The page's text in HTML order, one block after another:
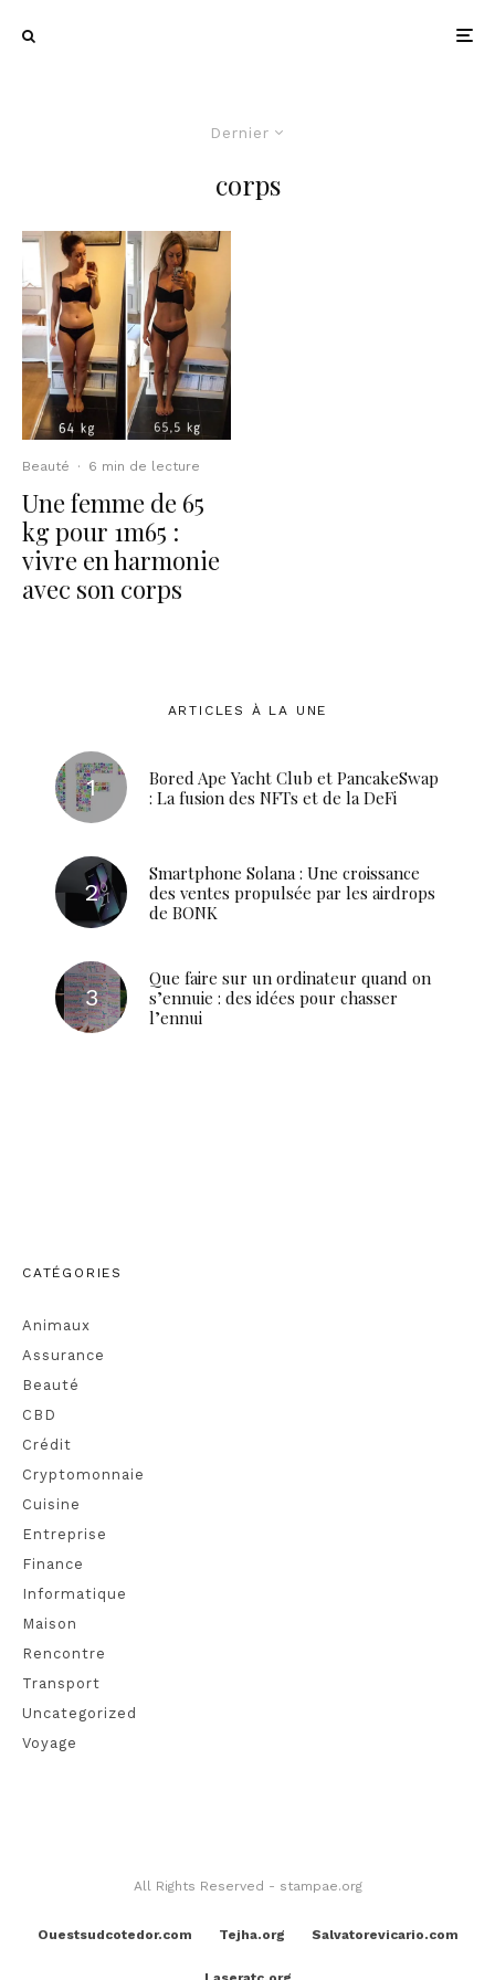
Dernier
corps
Beauté · 6 min de lecture
Une femme de 65
kg pour 1m65 :
vivre en harmonie
avec son corps
ARTICLES À LA UNE
Bored Ape Yacht Club et PancakeSwap
: La fusion des NFTs et de la DeFi
Smartphone Solana : Une croissance
des ventes propulsée par les airdrops
de BONK
Que faire sur un ordinateur quand on
s’ennuie : des idées pour chasser
l’ennui
CATÉGORIES
Animaux
Assurance
Beauté
CBD
Crédit
Cryptomonnaie
Cuisine
Entreprise
Finance
Informatique
Maison
Rencontre
Transport
Uncategorized
Voyage
All Rights Reserved - stampae.org
Ouestsudcotedor.com Tejha.org Salvatorevicario.com